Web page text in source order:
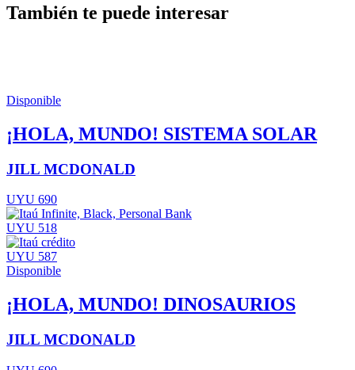
También te puede interesar
Disponible
¡HOLA, MUNDO! SISTEMA SOLAR
JILL MCDONALD
UYU 690
UYU 518
UYU 587
Disponible
¡HOLA, MUNDO! DINOSAURIOS
JILL MCDONALD